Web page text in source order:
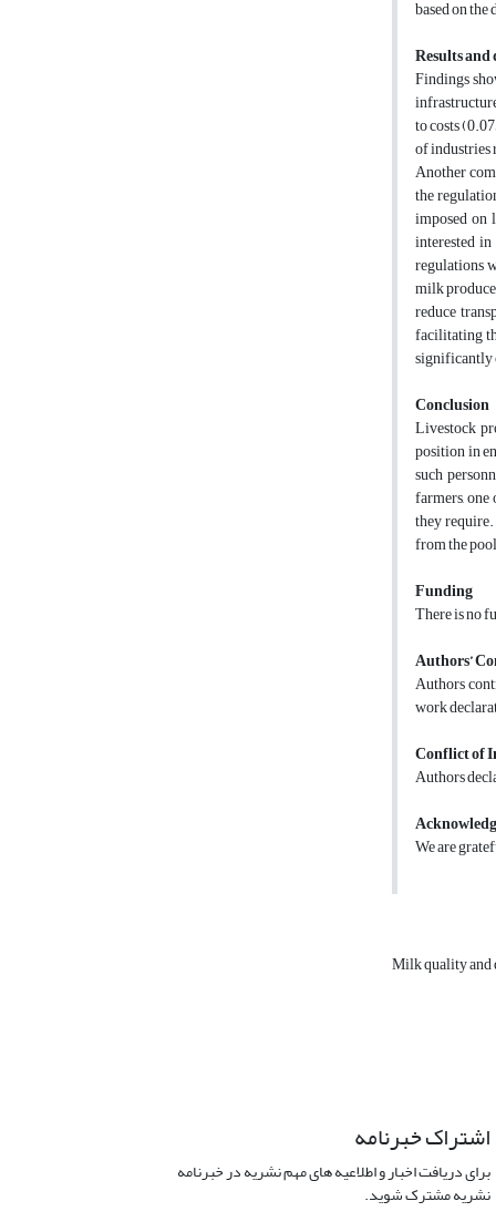
based on
Results
Findings
to costs
of industries
Another
the
imposed on
interested
regulations
milk
reduce
facilitating
significantly
Conclusion
Livestock
position in
such
farmers,
they
from the
Funding
There is no
Authors’
Authors
work
Conflict of
Authors
We are
Milk quality
اشتراک خبرنامه
برای دریافت اخبار و اطلاعیه های مهم نشریه در خبرنامه
نشریه مشترک شوید.